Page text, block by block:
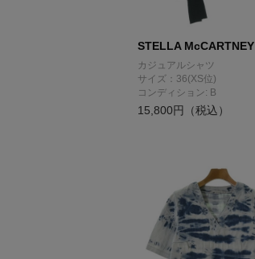
STELLA McCARTNEY
カジュアルシャツ
サイズ：36(XS位)
コンディション: B
15,800円（税込）